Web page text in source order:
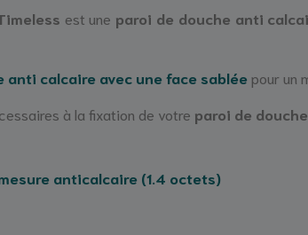
est une paroi de douche anti
anti calcaire avec une face sabléepour un
à la fixation de votre paroi de
anticalcaire (1.4 octets)